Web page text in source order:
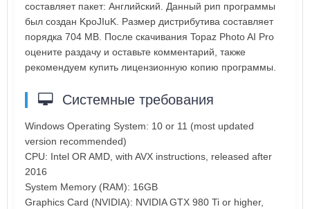
составляет пакет: Английский. Данный рип программы
был создан KpoJIuK. Размер дистрибутива составляет
порядка 704 MB. После скачивания Topaz Photo AI Pro
оцените раздачу и оставьте комментарий, также
рекомендуем купить лицензионную копию программы.
Системные требования
Windows Operating System: 10 or 11 (most updated
version recommended)
CPU: Intel OR AMD, with AVX instructions, released after
2016
System Memory (RAM): 16GB
Graphics Card (NVIDIA): NVIDIA GTX 980 Ti or higher,